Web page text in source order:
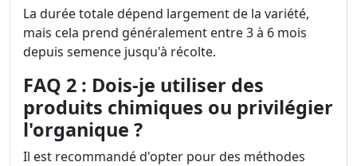
La durée totale dépend largement de la variété,
mais cela prend généralement entre 3 à 6 mois
depuis semence jusqu'à récolte.
FAQ 2 : Dois-je utiliser des
produits chimiques ou privilégier
l'organique ?
Il est recommandé d'opter pour des méthodes